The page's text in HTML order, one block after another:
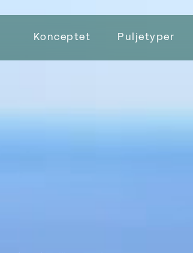
Konceptet Puljetyper